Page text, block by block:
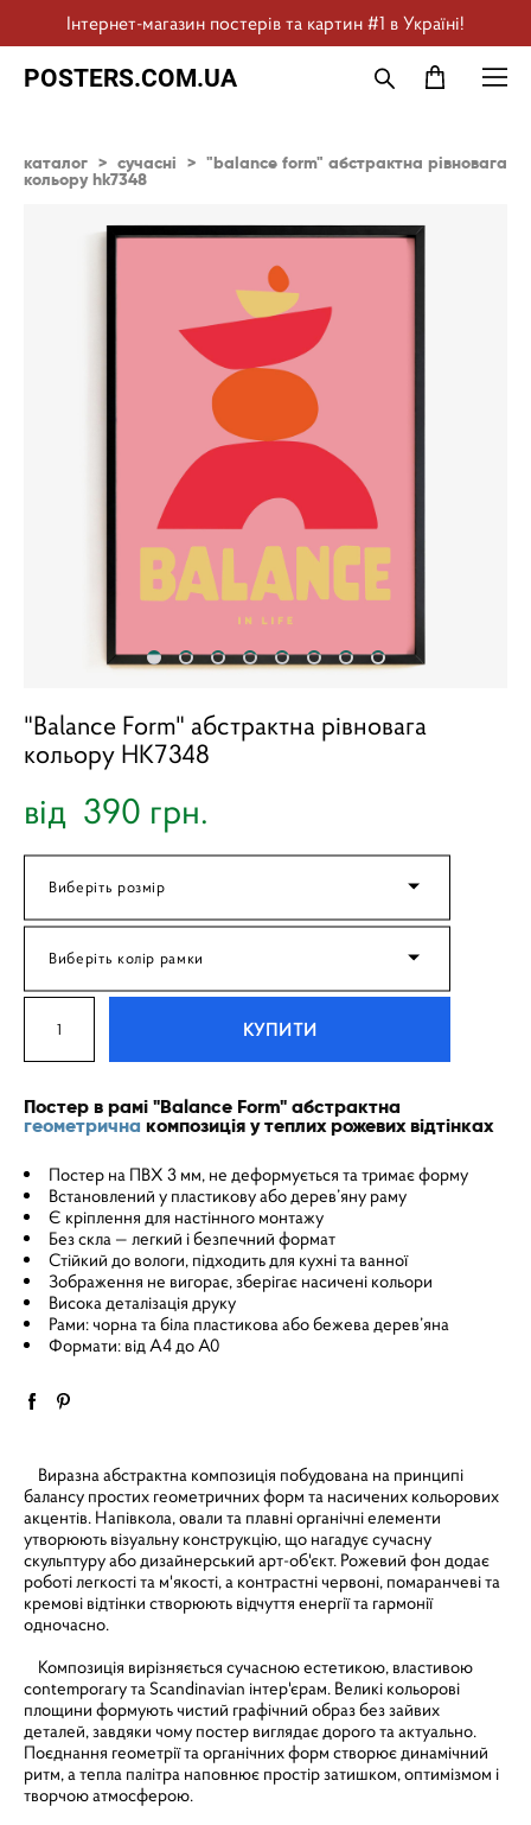
Інтернет-магазин постерів та картин #1 в Україні!
POSTERS.COM.UA
каталог > сучасні > "balance form" абстрактна рівновага
кольору hk7348
"Balance Form" абстрактна рівновага
кольору HK7348
від 390 грн.
Виберіть розмір
Виберіть колір рамки
КУПИТИ
Постер в рамі "Balance Form" абстрактна
геометрична композиція у теплих рожевих відтінках
Постер на ПВХ 3 мм, не деформується та тримає форму
Встановлений у пластикову або дерев’яну раму
Є кріплення для настінного монтажу
Без скла — легкий і безпечний формат
Стійкий до вологи, підходить для кухні та ванної
Зображення не вигорає, зберігає насичені кольори
Висока деталізація друку
Рами: чорна та біла пластикова або бежева дерев’яна
Формати: від A4 до A0
Виразна абстрактна композиція побудована на принципі
балансу простих геометричних форм та насичених кольорових
акцентів. Напівкола, овали та плавні органічні елементи
утворюють візуальну конструкцію, що нагадує сучасну
скульптуру або дизайнерський арт-об'єкт. Рожевий фон додає
роботі легкості та м'якості, а контрастні червоні, помаранчеві та
кремові відтінки створюють відчуття енергії та гармонії
одночасно.
Композиція вирізняється сучасною естетикою, властивою
contemporary та Scandinavian інтер'єрам. Великі кольорові
площини формують чистий графічний образ без зайвих
деталей, завдяки чому постер виглядає дорого та актуально.
Поєднання геометрії та органічних форм створює динамічний
ритм, а тепла палітра наповнює простір затишком, оптимізмом і
творчою атмосферою.